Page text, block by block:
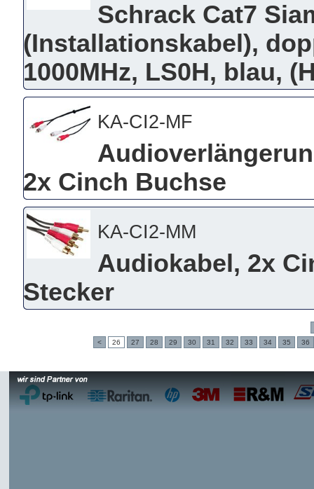
Schrack Cat7
(Installationskabel),
1000MHz, LS0H, blau,
KA-CI2-MF
2x Cinch Buchse
KA-CI2-MM
Audiokabel, 2x
Stecker
< 26 27 28 29 30 31 32 33 34 35 36